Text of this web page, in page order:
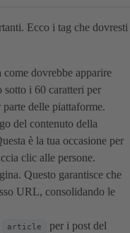
Ecco i tag che dovresti
dovrebbe apparire
i 60 caratteri per
delle piattaforme.
del contenuto della
è la tua occasione per
clic alle persone.
Questo garantisce che
URL, consolidando le
article
per i post del